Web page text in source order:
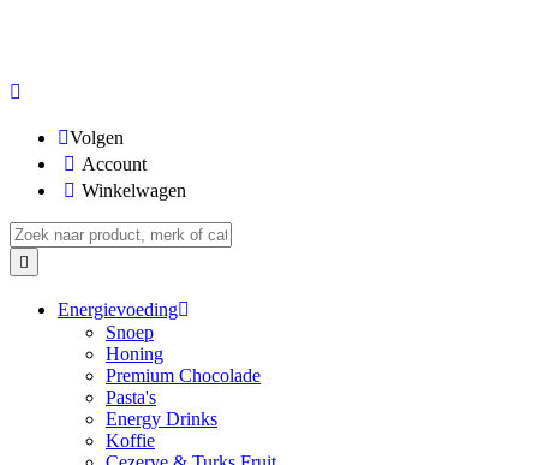
Volgen
Account
Winkelwagen
Energievoeding
Snoep
Honing
Premium Chocolade
Pasta's
Energy Drinks
Koffie